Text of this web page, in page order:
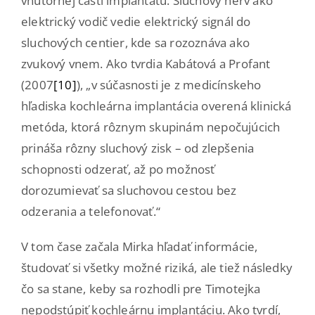
elektrický vodič vedie elektrický signál do
sluchových centier, kde sa rozoznáva ako
zvukový vnem. Ako tvrdia Kabátová a Profant
(2007[10]), „v súčasnosti je z medicínskeho
hľadiska kochleárna implantácia overená klinická
metóda, ktorá rôznym skupinám nepočujúcich
prináša rôzny sluchový zisk – od zlepšenia
schopnosti odzerať, až po možnosť
dorozumievať sa sluchovou cestou bez
odzerania a telefonovať.“
V tom čase začala Mirka hľadať informácie,
študovať si všetky možné riziká, ale tiež následky
čo sa stane, keby sa rozhodli pre Timotejka
nepodstúpiť kochleárnu implantáciu. Ako tvrdí,